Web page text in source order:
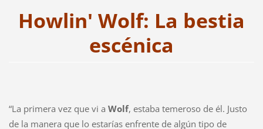
Howlin' Wolf: La bestia
escénica
“La primera vez que vi a Wolf, estaba temeroso de él. Justo
de la manera que lo estarías enfrente de algún tipo de